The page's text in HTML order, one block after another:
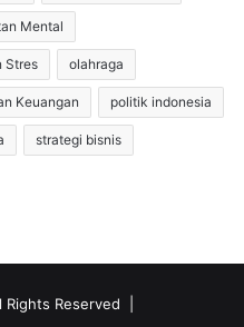
Mental
Stres olahraga
Keuangan politik indonesia
strategi bisnis
Reserved |